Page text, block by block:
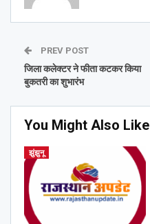
PREV POST
जिला कलेक्टर ने फीता कटकर किया
बुकतरी का शुभारंभ
You Might Also Like
झुंझुनू